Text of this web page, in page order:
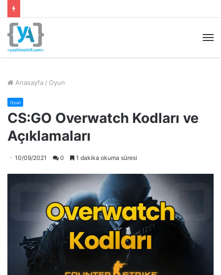
Anasayfa / Oyun
Oyun
CS:GO Overwatch Kodları ve
Açıklamaları
10/09/2021 0 1 dakika okuma süresi